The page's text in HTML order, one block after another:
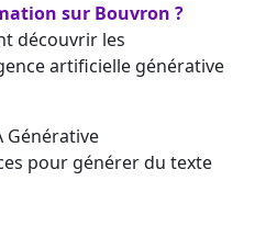
sur Bouvron ?
découvrir les
artificielle générative
Générative
pour générer du texte